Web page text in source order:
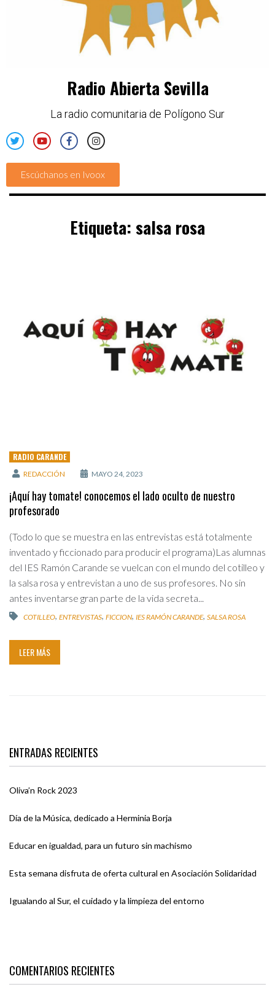
Radio Abierta Sevilla
La radio comunitaria de Polígono Sur
Escúchanos en Ivoox
Etiqueta: salsa rosa
RADIO CARANDE
REDACCIÓN MAYO 24, 2023
¡Aquí hay tomate! conocemos el lado oculto de nuestro
profesorado
(Todo lo que se muestra en las entrevistas está totalmente
inventado y ficcionado para producir el programa)Las alumnas
del IES Ramón Carande se vuelcan con el mundo del cotilleo y
la salsa rosa y entrevistan a uno de sus profesores. No sin
antes inventarse gran parte de la vida secreta...
COTILLEO, ENTREVISTAS, FICCION, IES RAMÓN CARANDE, SALSA ROSA
LEER MÁS
ENTRADAS RECIENTES
Oliva’n Rock 2023
Día de la Música, dedicado a Herminia Borja
Educar en igualdad, para un futuro sin machismo
Esta semana disfruta de oferta cultural en Asociación Solidaridad
Igualando al Sur, el cuidado y la limpieza del entorno
COMENTARIOS RECIENTES